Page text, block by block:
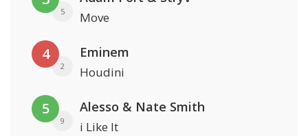
5 Move
4
2
Eminem
Houdini
5
9
Alesso & Nate Smith
i Like It